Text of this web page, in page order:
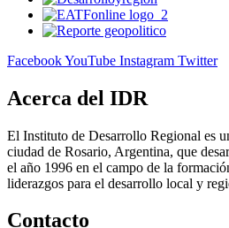
FacebookYouTube Instagram Twitter
Acerca del IDR
El Instituto de Desarrollo Regional es
ciudad de Rosario, Argentina, que
el año 1996 en el campo de la
liderazgos para el desarrollo local y
Contacto